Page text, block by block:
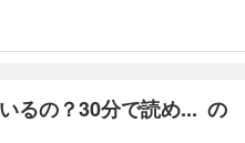
るの？30分で読め... の